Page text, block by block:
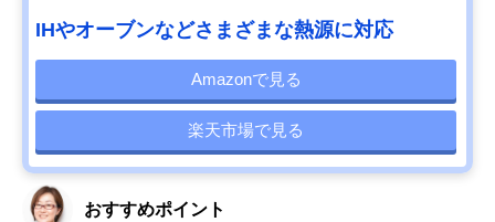
IHやオーブンなどさまざまな熱源に対応
Amazonで見る
楽天市場で見る
おすすめポイント